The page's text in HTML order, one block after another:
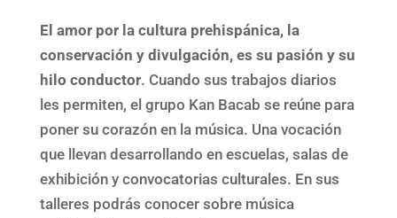
El amor por la cultura prehispánica, la
conservación y divulgación, es su pasión y su
hilo conductor. Cuando sus trabajos diarios
les permiten, el grupo Kan Bacab se reúne para
poner su corazón en la música. Una vocación
que llevan desarrollando en escuelas, salas de
exhibición y convocatorias culturales. En sus
talleres podrás conocer sobre música